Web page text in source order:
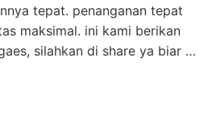
tepat. penanganan tepat
maksimal. ini kami berikan
silahkan di share ya biar …